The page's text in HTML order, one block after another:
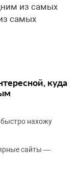
из самых
самых
куда
нахожу
сайты —